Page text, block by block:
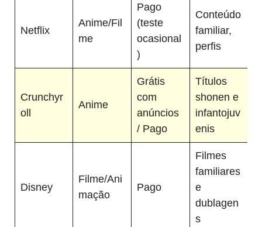
Netflix
Anime/Fil
me
Pago
(teste
ocasional
)
Conteúdo
familiar,
perfis
Crunchyr
oll
Anime
Grátis
com
anúncios
/ Pago
Títulos
shonen e
infantojuv
enis
Disney
Filme/Ani
mação
Pago
Filmes
familiares
e
dublagen
s